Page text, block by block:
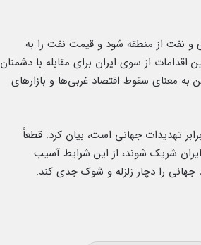
و نفت از منطقه شود و قیمت نفت را به
از سوی ایران برای مقابله با دشمنان
۲۵۰ دلار خواهد رسید که این به معنای سقوط اقتصاد غربی‌ها و بازارهای
تهدیدات جهانی است، بیان کرد: قطعاً
شریک شوند، از این شرایط آسیب
را دچار زلزله و شوک جدی کند.